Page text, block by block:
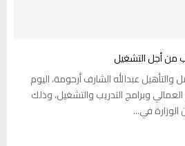
من أجل التشغيل
والتأهيل عبدالله الشارف أرحومة، اليوم
وبرامج التدريب والتشغيل، وذلك
في...